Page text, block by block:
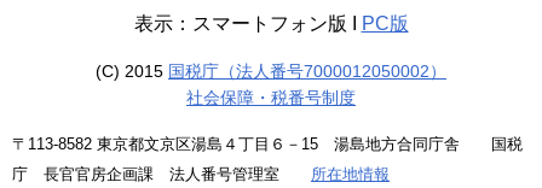
表示：スマートフォン版 Ι PC版
(C) 2015 国税庁（法人番号7000012050002）
社会保障・税番号制度
〒113-8582 東京都文京区湯島４丁目６－15 湯島地方合同庁舎 国税
庁 長官官房企画課 法人番号管理室 所在地情報